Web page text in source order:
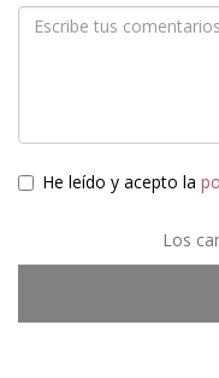
He leído y acepto la
Los